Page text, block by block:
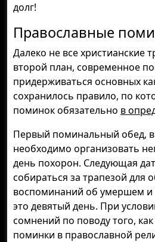
долг!
Православные
Далеко не все христианские
второй план, современное
придерживаться основных
сохранилось правило, по
поминок обязательно в
Первый поминальный обед, в
необходимо организовать
день похорон. Следующая
собираться за трапезой для
воспоминаний об умершем и
это девятый день. При
сомнений по поводу того,
поминки в православной